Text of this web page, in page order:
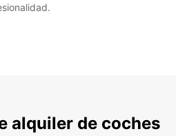
alquiler de coches